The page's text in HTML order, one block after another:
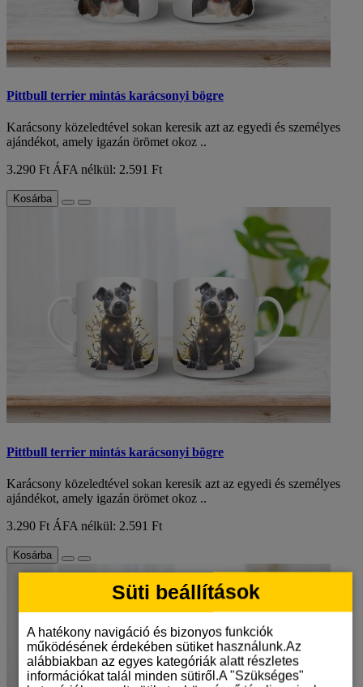
Pittbull terrier mintás karácsonyi bögre
Karácsony közeledtével sokan keresik azt az egyedi és személyes
ajándékot, amely igazán örömet okoz ..
3.290 Ft ÁFA nélkül: 2.591 Ft
Kosárba
Pittbull terrier mintás karácsonyi bögre
Karácsony közeledtével sokan keresik azt az egyedi és személyes
ajándékot, amely igazán örömet okoz ..
3.290 Ft ÁFA nélkül: 2.591 Ft
Kosárba
Süti beállítások
A hatékony navigáció és bizonyos funkciók
működésének érdekében sütiket használunk.Az
alábbiakban az egyes kategóriák alatt részletes
információkat talál minden sütiről.A "Szükséges"